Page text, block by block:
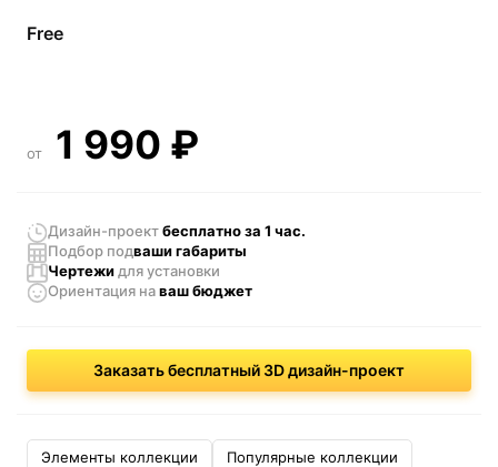
Free
от 1 990 ₽
Дизайн-проектбесплатно за 1 час.
Подбор подваши габариты
Чертежи для установки
Ориентация наваш бюджет
Заказать бесплатный 3D дизайн-проект
Элементы коллекции Популярные коллекции